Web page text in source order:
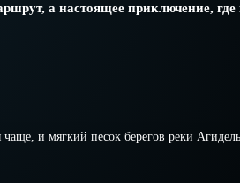
а настоящее приключение,
и мягкий песок берегов реки